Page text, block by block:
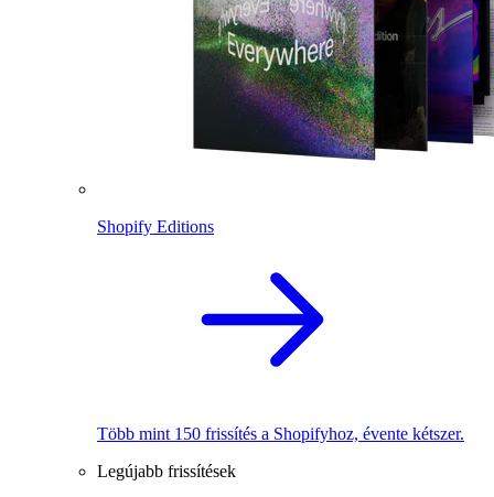
Shopify Editions
Több mint 150 frissítés a Shopifyhoz, évente kétszer.
Legújabb frissítések